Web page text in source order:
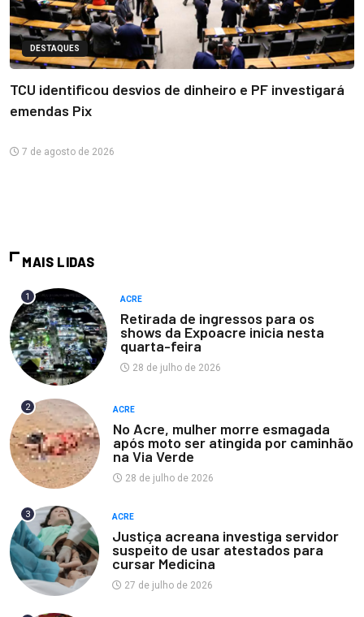
DESTAQUES
TCU identificou desvios de dinheiro e PF investigará
emendas Pix
7 de agosto de 2026
MAIS LIDAS
1 ACRE
Retirada de ingressos para os
shows da Expoacre inicia nesta
quarta-feira
28 de julho de 2026
2 ACRE
No Acre, mulher morre esmagada
após moto ser atingida por caminhão
na Via Verde
28 de julho de 2026
3 ACRE
Justiça acreana investiga servidor
suspeito de usar atestados para
cursar Medicina
27 de julho de 2026